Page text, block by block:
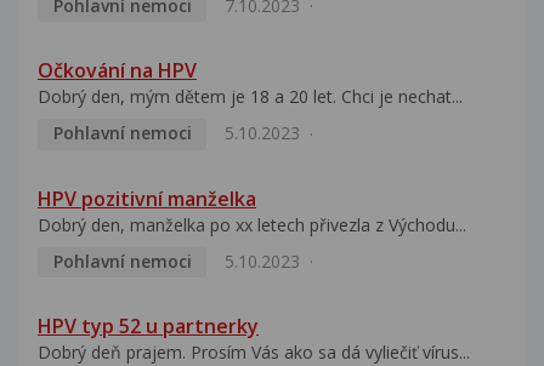
Pohlavní nemoci
7.10.2023
Očkování na HPV
Dobrý den, mým dětem je 18 a 20 let. Chci je nechat...
Pohlavní nemoci
5.10.2023
HPV pozitivní manželka
Dobrý den, manželka po xx letech přivezla z Východu...
Pohlavní nemoci
5.10.2023
HPV typ 52 u partnerky
Dobrý deň prajem. Prosím Vás ako sa dá vyliečiť vírus...